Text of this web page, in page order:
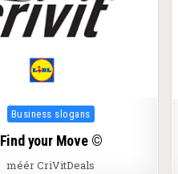
Posted in
Business slogans
Find your Move ©
méér CriVitDeals